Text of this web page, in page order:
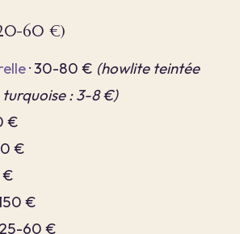
60 €)
· 30-80 € (howlite teintée
: 3-8 €)
€
€
€
€
25-60 €